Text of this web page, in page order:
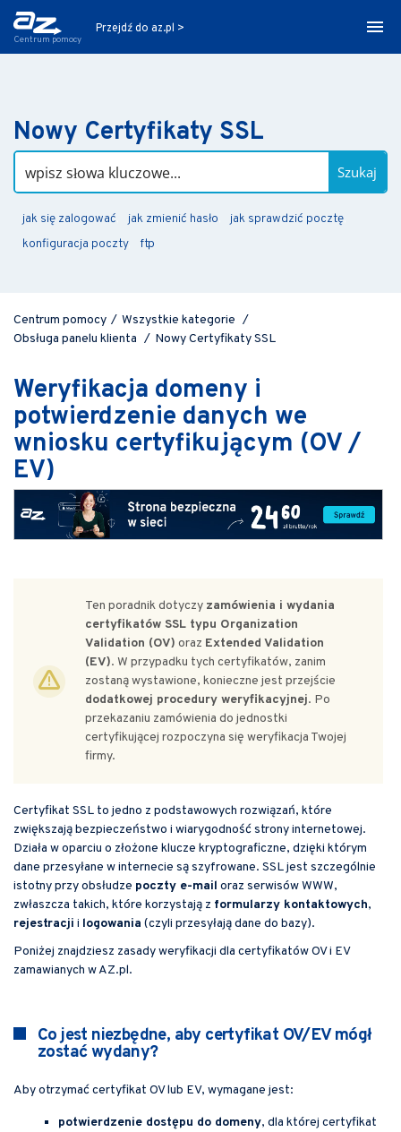
Centrum pomocy
Przejdź do az.pl >
Nowy Certyfikaty SSL
Szukaj
jak się zalogować jak zmienić hasło
jak sprawdzić pocztę
konfiguracja poczty
ftp
Centrum pomocy / Wszystkie kategorie /
Obsługa panelu klienta / Nowy Certyfikaty SSL
Weryfikacja domeny i
potwierdzenie danych we
wniosku certyfikującym (OV /
EV)
Ten poradnik dotyczy zamówienia i wydania
certyfikatów SSL typu Organization
Validation (OV) oraz Extended Validation
(EV). W przypadku tych certyfikatów, zanim
zostaną wystawione, konieczne jest przejście
dodatkowej procedury weryfikacyjnej. Po
przekazaniu zamówienia do jednostki
certyfikującej rozpoczyna się weryfikacja Twojej
firmy.
Certyfikat SSL to jedno z podstawowych rozwiązań, które
zwiększają bezpieczeństwo i wiarygodność strony internetowej.
Działa w oparciu o złożone klucze kryptograficzne, dzięki którym
dane przesyłane w internecie są szyfrowane. SSL jest szczególnie
istotny przy obsłudze poczty e-mail oraz serwisów WWW,
zwłaszcza takich, które korzystają z formularzy kontaktowych,
rejestracji i logowania (czyli przesyłają dane do bazy).
Poniżej znajdziesz zasady weryfikacji dla certyfikatów OV i EV
zamawianych w AZ.pl.
Co jest niezbędne, aby certyfikat OV/EV mógł
zostać wydany?
Aby otrzymać certyfikat OV lub EV, wymagane jest:
potwierdzenie dostępu do domeny, dla której certyfikat